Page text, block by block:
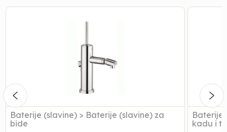
Bide
Sifonom
Baterije (slavine) > Baterije (slavine) za
bide
Baterija
Stojeća
Baterije
kadu i